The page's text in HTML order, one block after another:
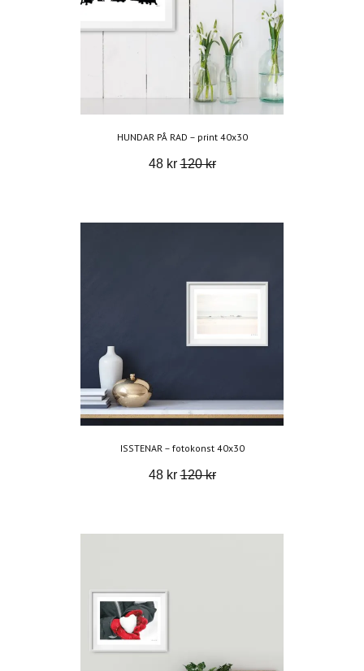
HUNDAR PÅ RAD – print 40x30
48 kr120 kr
ISSTENAR – fotokonst 40x30
48 kr120 kr